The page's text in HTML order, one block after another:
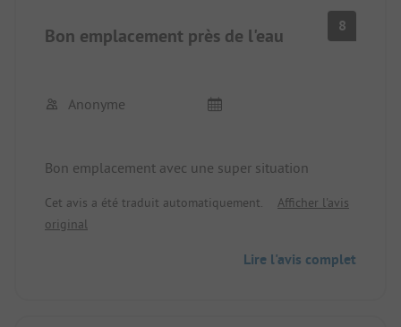
carte (principalement des schnitzels), la nourriture
Bon emplacement près de l'eau 8
Anonyme
Bon emplacement avec une super situation
Cet avis a été traduit automatiquement.
Afficher l'avis
original
Lire l'avis complet